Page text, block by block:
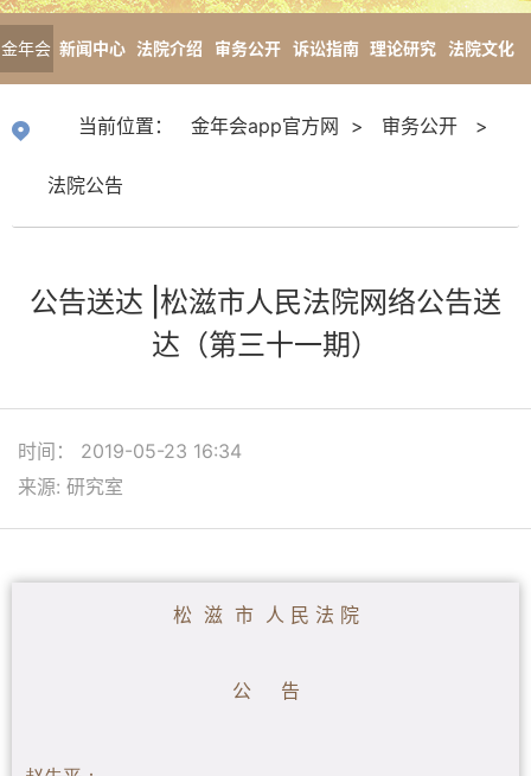
金年会
方网
新闻中心 法院介绍 审务公开 诉讼指南 理论研究 法院文化
当前位置： 金年会app官方网 > 审务公开 >
法院公告
公告送达 |松滋市人民法院网络公告送
达（第三十一期）
时间： 2019-05-23 16:34
来源: 研究室
松 滋 市 人 民 法 院
公 告